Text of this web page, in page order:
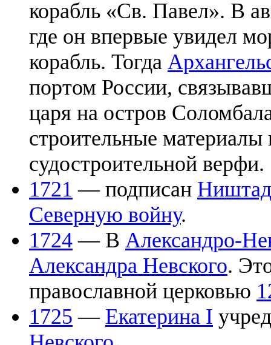
корабль «Св. Павел». В
где он впервые увидел
корабль. Тогда
портом России,
царя на остров
строительные
судостроительной верфи.
1721 — подписан
Северную войну.
1724 — В Александро-
Александра Невского.
православной церковью
1725 — Екатерина I